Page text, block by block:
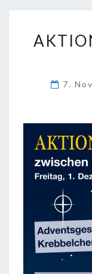
7.